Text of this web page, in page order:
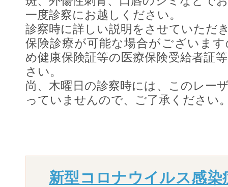
一度診察にお越しください。
診察時に詳しい説明をさせていただ
保険診療が可能な場合がございま
め健康保険証等の医療保険受給者証
さい。
尚、木曜日の診察時には、このレー
っていませんので、ご了承ください
新型コロナウイルス感染